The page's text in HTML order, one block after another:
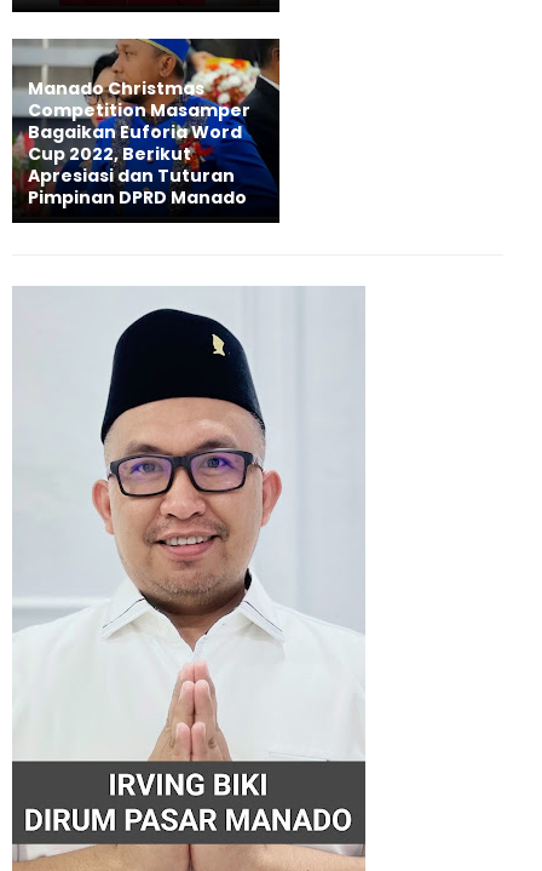
Manado Christmas
Competition Masamper
Bagaikan Euforia Word
Cup 2022, Berikut
Apresiasi dan Tuturan
Pimpinan DPRD Manado